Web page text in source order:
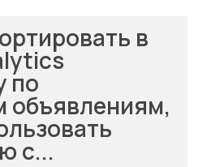
в
по
объявлениям,
с...